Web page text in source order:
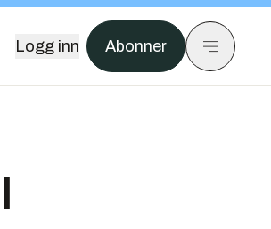
Logg inn Abonner